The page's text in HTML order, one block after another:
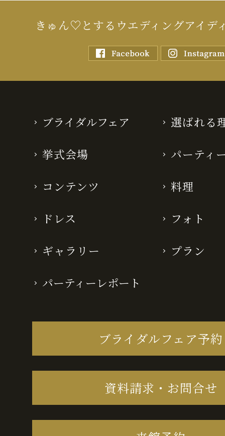
きゅん♡とするウエディングアイデ
ブライダルフェア 選ばれる
挙式会場 パーティ
コンテンツ 料理
ドレス フォト
ギャラリー プラン
パーティーレポート
ブライダルフェア予約
資料請求・お問合せ